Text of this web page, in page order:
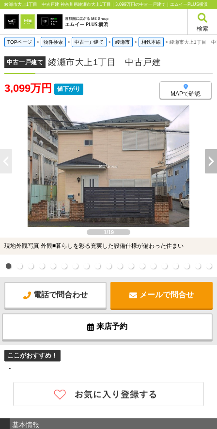
綾瀬市大上1丁目 中古戸建 神奈川県綾瀬市大上1丁目｜3,099万円の中古一戸建て｜エムイーPLUS横浜
検索
TOPページ > 物件検索 > 中古一戸建て > 綾瀬市 > 相鉄本線 > 綾瀬市大上1丁目 中
中古一戸建て 綾瀬市大上1丁目 中古戸建
3,099万円 値下がり
MAPで確認
1/19
現地外観写真 外観■暮らしを彩る充実した設備仕様が備わった住まい
電話で問合わせ メールで問合せ
来店予約
ここがおすすめ！
-
基本情報